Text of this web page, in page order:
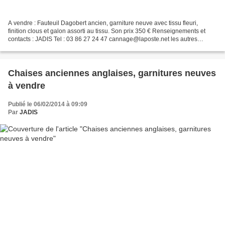
A vendre : Fauteuil Dagobert ancien, garniture neuve avec tissu fleuri,
finition clous et galon assorti au tissu. Son prix 350 € Renseignements et
contacts : JADIS Tel : 03 86 27 24 47 cannage@laposte.net les autres
Chaises anciennes anglaises, garnitures neuves
à vendre
Publié le 06/02/2014 à 09:09
Par JADIS